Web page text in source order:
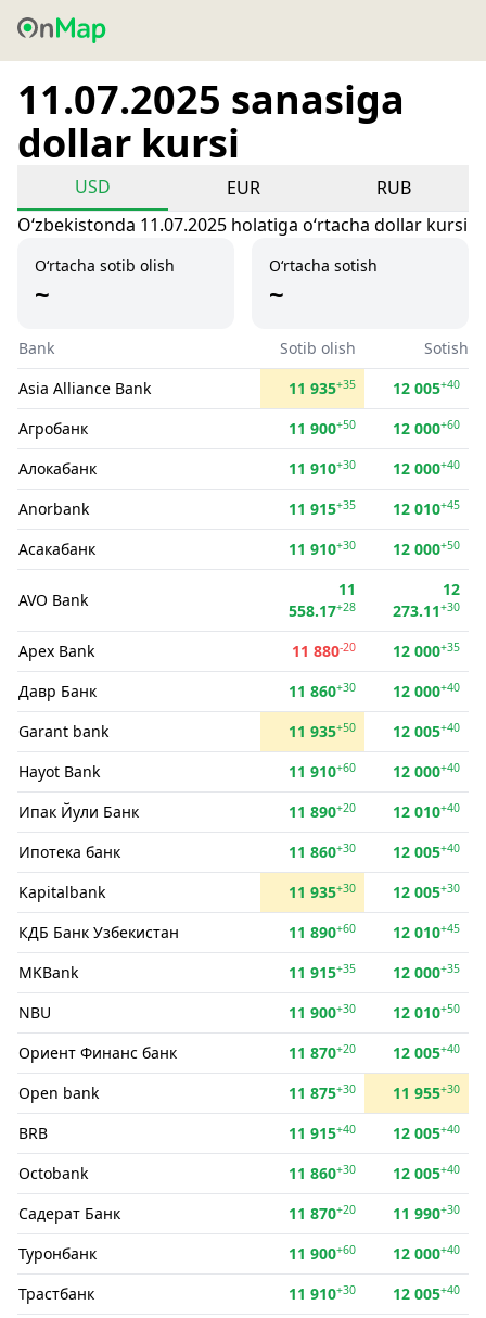
11.07.2025 sanasiga
dollar kursi
USD EUR
RUB
Oʻzbekistonda 11.07.2025 holatiga oʻrtacha dollar kursi
O‘rtacha sotib olish
~
O‘rtacha sotish
~
Bank Sotib olish
Sotish
Asia Alliance Bank
11 935+35 12 005+40
Агробанк 11 900+50 12 000+60
Алокабанк 11 910+30 12 000+40
Anorbank 11 915+35 12 010+45
Асакабанк 11 910+30 12 000+50
AVO Bank
11
558.17+28
12
273.11+30
Apex Bank 11 880-20 12 000+35
Давр Банк 11 860+30 12 000+40
Garant bank 11 935+50 12 005+40
Hayot Bank 11 910+60 12 000+40
Ипак Йули Банк 11 890+20 12 010+40
Ипотека банк 11 860+30 12 005+40
Kapitalbank 11 935+30 12 005+30
КДБ Банк Узбекистан 11 890+60 12 010+45
MKBank 11 915+35 12 000+35
NBU 11 900+30 12 010+50
Ориент Финанс банк 11 870+20 12 005+40
Open bank 11 875+30 11 955+30
BRB 11 915+40 12 005+40
Octobank 11 860+30 12 005+40
Садерат Банк 11 870+20 11 990+30
Туронбанк 11 900+60 12 000+40
Трастбанк 11 910+30 12 005+40